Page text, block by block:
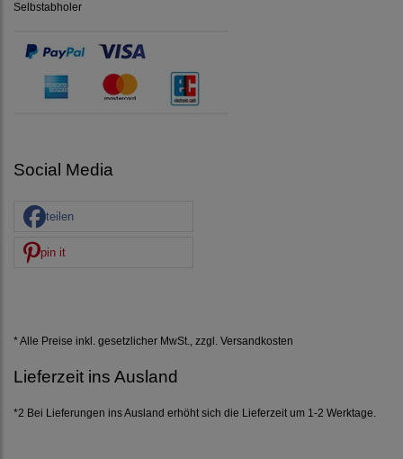
Selbstabholer
Social Media
teilen
pin it
* Alle Preise inkl. gesetzlicher MwSt., zzgl. Versandkosten
Lieferzeit ins Ausland
*2 Bei Lieferungen ins Ausland erhöht sich die Lieferzeit um 1-2 Werktage.